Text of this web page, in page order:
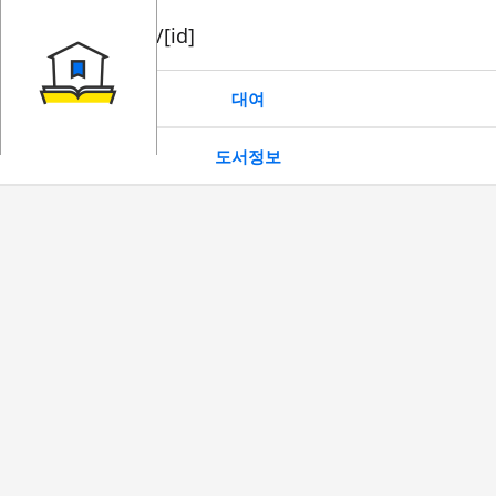
book/rent/[id]
대여
도서정보